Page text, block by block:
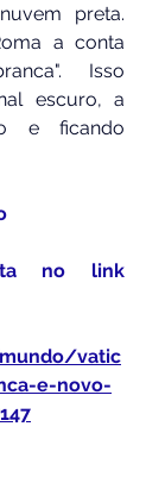
preta.
a conta
Isso
escuro, a
e ficando
no link
vatic
e-novo-